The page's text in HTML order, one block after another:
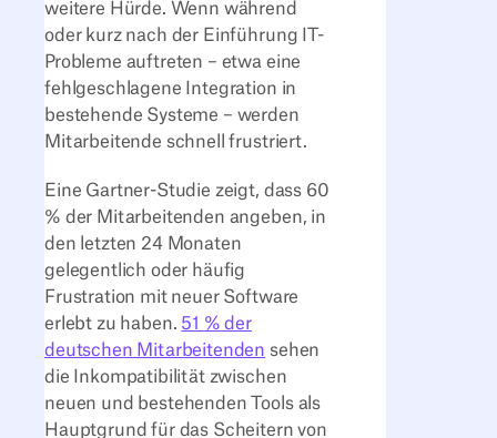
weitere Hürde. Wenn während
oder kurz nach der Einführung IT-
Probleme auftreten – etwa eine
fehlgeschlagene Integration in
bestehende Systeme – werden
Mitarbeitende schnell frustriert.
Eine Gartner-Studie zeigt, dass 60
% der Mitarbeitenden angeben, in
den letzten 24 Monaten
gelegentlich oder häufig
Frustration mit neuer Software
erlebt zu haben. 51 % der
deutschen Mitarbeitenden sehen
die Inkompatibilität zwischen
neuen und bestehenden Tools als
Hauptgrund für das Scheitern von